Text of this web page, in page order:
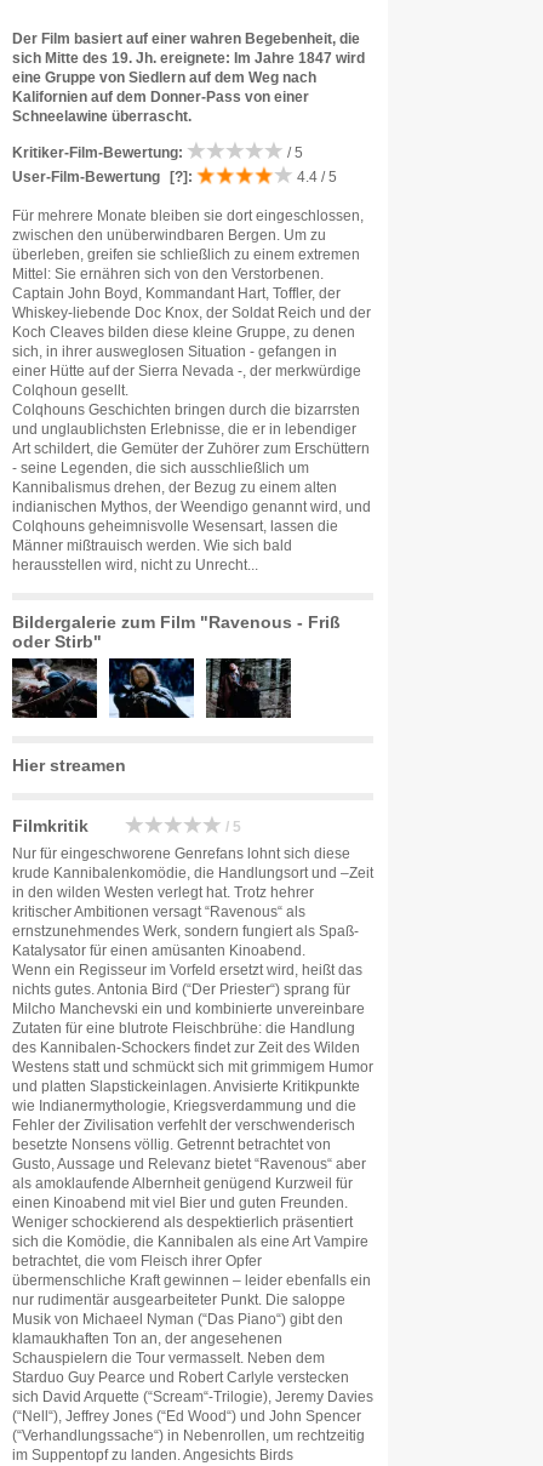
Der Film basiert auf einer wahren Begebenheit, die
sich Mitte des 19. Jh. ereignete: Im Jahre 1847 wird
eine Gruppe von Siedlern auf dem Weg nach
Kalifornien auf dem Donner-Pass von einer
Schneelawine überrascht.
Kritiker-Film-Bewertung:
/ 5
User-Film-Bewertung
[?] : 4.4 / 5
Für mehrere Monate bleiben sie dort eingeschlossen,
zwischen den unüberwindbaren Bergen. Um zu
überleben, greifen sie schließlich zu einem extremen
Mittel: Sie ernähren sich von den Verstorbenen.
Captain John Boyd, Kommandant Hart, Toffler, der
Whiskey-liebende Doc Knox, der Soldat Reich und der
Koch Cleaves bilden diese kleine Gruppe, zu denen
sich, in ihrer ausweglosen Situation - gefangen in
einer Hütte auf der Sierra Nevada -, der merkwürdige
Colqhoun gesellt.
Colqhouns Geschichten bringen durch die bizarrsten
und unglaublichsten Erlebnisse, die er in lebendiger
Art schildert, die Gemüter der Zuhörer zum Erschüttern
- seine Legenden, die sich ausschließlich um
Kannibalismus drehen, der Bezug zu einem alten
indianischen Mythos, der Weendigo genannt wird, und
Colqhouns geheimnisvolle Wesensart, lassen die
Männer mißtrauisch werden. Wie sich bald
herausstellen wird, nicht zu Unrecht...
Bildergalerie zum Film "Ravenous - Friß
oder Stirb"
Hier streamen
Filmkritik / 5
Nur für eingeschworene Genrefans lohnt sich diese
krude Kannibalenkomödie, die Handlungsort und –Zeit
in den wilden Westen verlegt hat. Trotz hehrer
kritischer Ambitionen versagt “Ravenous“ als
ernstzunehmendes Werk, sondern fungiert als Spaß-
Katalysator für einen amüsanten Kinoabend.
Wenn ein Regisseur im Vorfeld ersetzt wird, heißt das
nichts gutes. Antonia Bird (“Der Priester“) sprang für
Milcho Manchevski ein und kombinierte unvereinbare
Zutaten für eine blutrote Fleischbrühe: die Handlung
des Kannibalen-Schockers findet zur Zeit des Wilden
Westens statt und schmückt sich mit grimmigem Humor
und platten Slapstickeinlagen. Anvisierte Kritikpunkte
wie Indianermythologie, Kriegsverdammung und die
Fehler der Zivilisation verfehlt der verschwenderisch
besetzte Nonsens völlig. Getrennt betrachtet von
Gusto, Aussage und Relevanz bietet “Ravenous“ aber
als amoklaufende Albernheit genügend Kurzweil für
einen Kinoabend mit viel Bier und guten Freunden.
Weniger schockierend als despektierlich präsentiert
sich die Komödie, die Kannibalen als eine Art Vampire
betrachtet, die vom Fleisch ihrer Opfer
übermenschliche Kraft gewinnen – leider ebenfalls ein
nur rudimentär ausgearbeiteter Punkt. Die saloppe
Musik von Michaeel Nyman (“Das Piano“) gibt den
klamaukhaften Ton an, der angesehenen
Schauspielern die Tour vermasselt. Neben dem
Starduo Guy Pearce und Robert Carlyle verstecken
sich David Arquette (“Scream“-Trilogie), Jeremy Davies
(“Nell“), Jeffrey Jones (“Ed Wood“) und John Spencer
(“Verhandlungssache“) in Nebenrollen, um rechtzeitig
im Suppentopf zu landen. Angesichts Birds